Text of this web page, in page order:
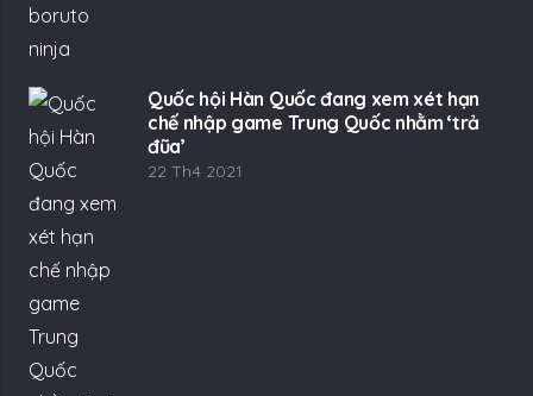
Quốc hội Hàn Quốc đang xem xét hạn
chế nhập game Trung Quốc nhằm ‘trả
đũa’
22 Th4 2021